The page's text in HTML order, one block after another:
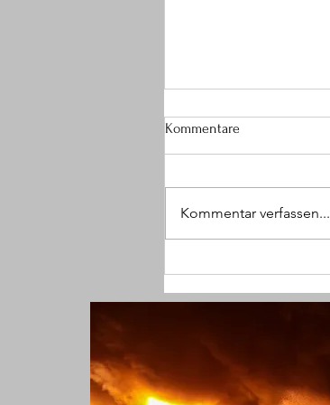
geraubt
Kommentare
Kommentar verfassen...